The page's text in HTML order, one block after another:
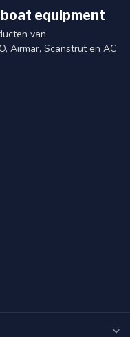
equipment
van
Airmar, Scanstrut en AC